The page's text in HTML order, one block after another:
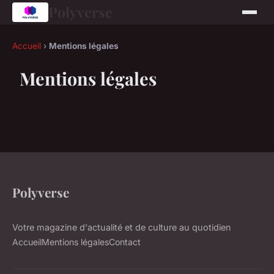
Accueil › Mentions légales
Mentions légales
Polyverse
Votre magazine d'actualité et de culture au quotidien
AccueilMentions légalesContact